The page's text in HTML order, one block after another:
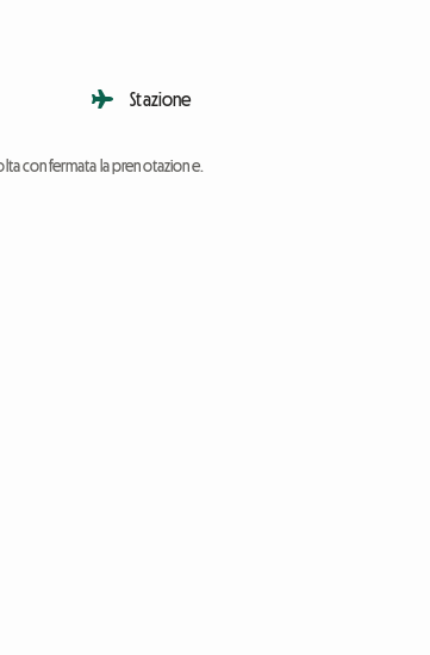
Stazione
confermata la prenotazione.